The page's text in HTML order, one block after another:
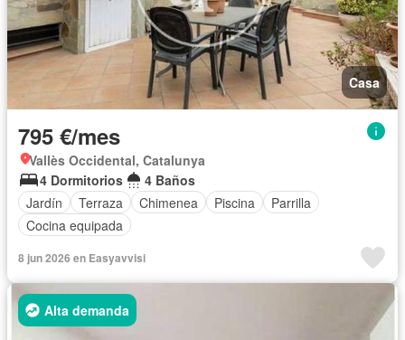
Casa
795 €/mes
Vallès Occidental, Catalunya
4 Dormitorios
4 Baños
Jardín
Terraza Chimenea Piscina
Parrilla
Cocina equipada
8 jun 2026 en Easyavvisi
Alta demanda